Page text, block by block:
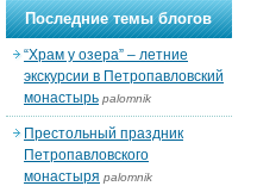
Последние темы блогов
“Храм у озера” – летние
экскурсии в Петропавловский
монастырь palomnik
Престольный праздник
Петропавловского
монастыря palomnik